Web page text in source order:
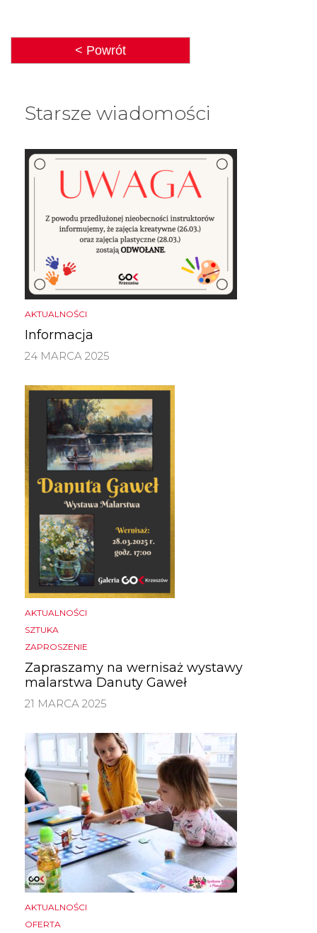
< Powrót
Starsze wiadomości
AKTUALNOŚCI
Informacja
24 MARCA 2025
AKTUALNOŚCI
SZTUKA
ZAPROSZENIE
Zapraszamy na wernisaż wystawy
malarstwa Danuty Gaweł
21 MARCA 2025
AKTUALNOŚCI
OFERTA